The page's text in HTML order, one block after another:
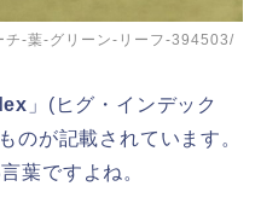
-葉-グリーン-リーフ-394503/
」(ヒグ・インデック
のが記載されています。
葉ですよね。